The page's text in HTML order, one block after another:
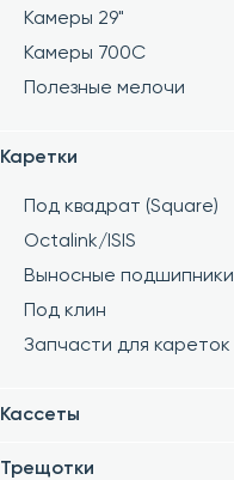
Камеры 29"
Камеры 700C
Полезные мелочи
Каретки
Под квадрат (Square)
Octalink/ISIS
Выносные подшипники
Под клин
Запчасти для кареток
Кассеты
Трещотки